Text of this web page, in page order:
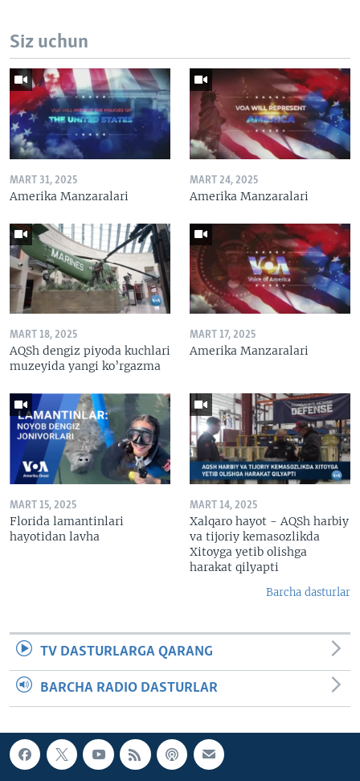
Siz uchun
MART 31, 2025
Amerika Manzaralari
MART 24, 2025
Amerika Manzaralari
MART 18, 2025
AQSh dengiz piyoda kuchlari
muzeyida yangi ko’rgazma
MART 17, 2025
Amerika Manzaralari
MART 15, 2025
Florida lamantinlari
hayotidan lavha
MART 14, 2025
Xalqaro hayot - AQSh harbiy
va tijoriy kemasozlikda
Xitoyga yetib olishga
harakat qilyapti
Barcha dasturlar
TV DASTURLARGA QARANG
BARCHA RADIO DASTURLAR